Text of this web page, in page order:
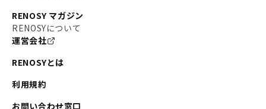
RENOSY マガジン
RENOSYについて
運営会社
RENOSYとは
利用規約
お問い合わせ窓口